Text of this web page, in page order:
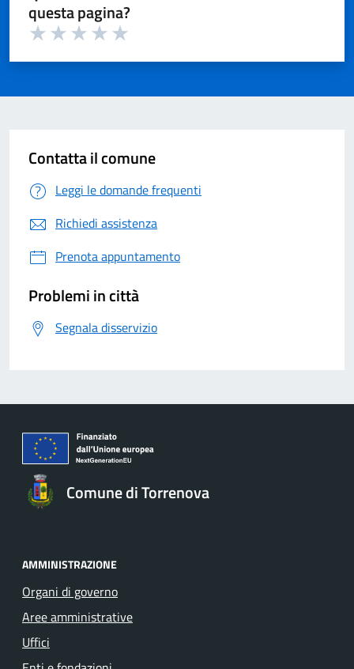
questa pagina?
Contatta il comune
Leggi le domande frequenti
Richiedi assistenza
Prenota appuntamento
Problemi in città
Segnala disservizio
Comune di Torrenova
AMMINISTRAZIONE
Organi di governo
Aree amministrative
Uffici